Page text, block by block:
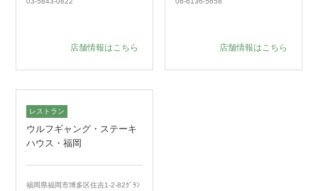
店舗情報はこちら 店舗情報はこちら
レストラン
ウルフギャング・ステーキ
ハウス・福岡
福岡県福岡市博多区住吉1-2-82ｸﾞﾗﾝ